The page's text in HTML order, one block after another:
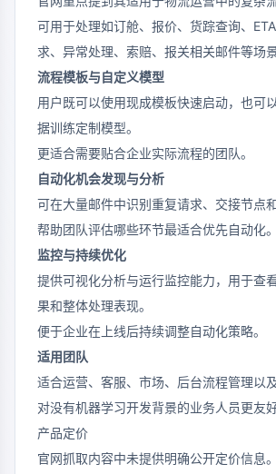
可用于处理如订舱、报价、货踪查询、
求、异常处理、索赔、报关相关邮件等场景
流程模板与自定义模型
用户既可以使用现成模板快速启动，也可
据训练定制模型。
更适合需要贴合企业实际流程的团队。
自动化机会发现与分析
可在大量邮件中识别重复请求、交接节点
帮助团队评估哪些环节最适合优先自动化。
监控与持续优化
提供可视化分析与运行监控能力，用于查
果和整体处理表现。
便于企业在上线后持续调整自动化策略。
适用团队
适合运营、客服、市场、后台流程管理以
对没有机器学习开发背景的业务人员更友好
产品定价
官网抓取内容中未提供明确公开定价信息